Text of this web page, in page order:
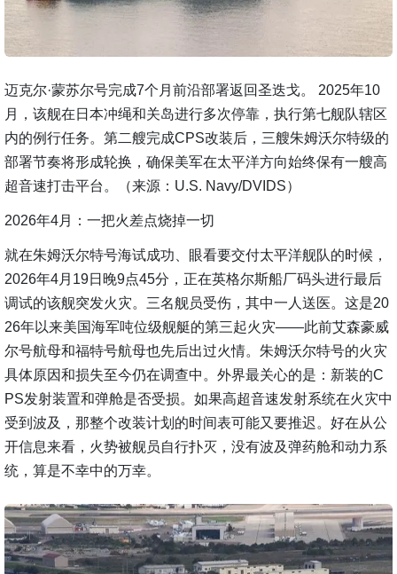
迈克尔·蒙苏尔号完成7个月前沿部署返回圣迭戈。 2025年10
月，该舰在日本冲绳和关岛进行多次停靠，执行第七舰队辖区
内的例行任务。第二艘完成CPS改装后，三艘朱姆沃尔特级的
部署节奏将形成轮换，确保美军在太平洋方向始终保有一艘高
超音速打击平台。（来源：U.S. Navy/DVIDS）
2026年4月：一把火差点烧掉一切
就在朱姆沃尔特号海试成功、眼看要交付太平洋舰队的时候，
2026年4月19日晚9点45分，正在英格尔斯船厂码头进行最后
调试的该舰突发火灾。三名舰员受伤，其中一人送医。这是20
26年以来美国海军吨位级舰艇的第三起火灾——此前艾森豪威
尔号航母和福特号航母也先后出过火情。朱姆沃尔特号的火灾
具体原因和损失至今仍在调查中。外界最关心的是：新装的C
PS发射装置和弹舱是否受损。如果高超音速发射系统在火灾中
受到波及，那整个改装计划的时间表可能又要推迟。好在从公
开信息来看，火势被舰员自行扑灭，没有波及弹药舱和动力系
统，算是不幸中的万幸。